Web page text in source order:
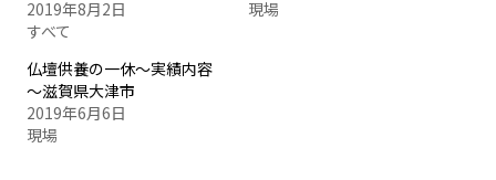
2019年8月2日
すべて
現場
仏壇供養の一休～実績内容
～滋賀県大津市
2019年6月6日
現場